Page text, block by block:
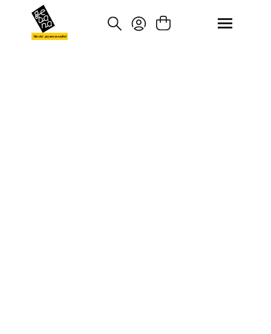
au contenu principal
Passer à la recherche
Marché paysan mondial